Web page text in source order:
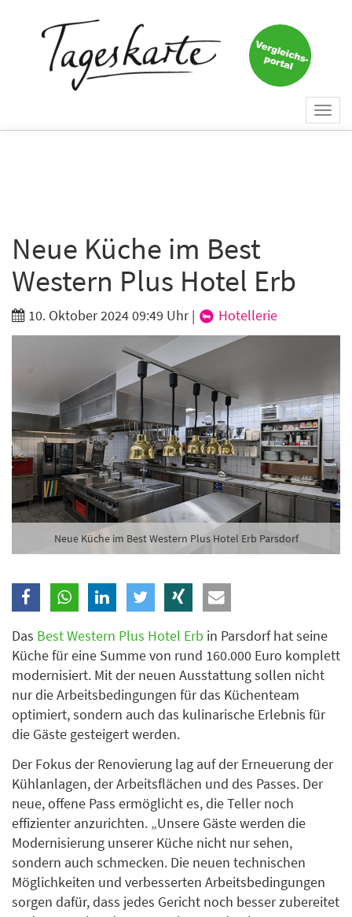
Neue Küche im Best
Western Plus Hotel Erb
10. Oktober 2024 09:49 Uhr| Hotellerie
Neue Küche im Best Western Plus Hotel Erb Parsdorf
Das Best Western Plus Hotel Erb in Parsdorf hat seine
Küche für eine Summe von rund 160.000 Euro komplett
modernisiert. Mit der neuen Ausstattung sollen nicht
nur die Arbeitsbedingungen für das Küchenteam
optimiert, sondern auch das kulinarische Erlebnis für
die Gäste gesteigert werden.
Der Fokus der Renovierung lag auf der Erneuerung der
Kühlanlagen, der Arbeitsflächen und des Passes. Der
neue, offene Pass ermöglicht es, die Teller noch
effizienter anzurichten. „Unsere Gäste werden die
Modernisierung unserer Küche nicht nur sehen,
sondern auch schmecken. Die neuen technischen
Möglichkeiten und verbesserten Arbeitsbedingungen
sorgen dafür, dass jedes Gericht noch besser zubereitet
Keine Nachricht mehr
verpassen!
E-Mail*
Ich möchte folgende Newsletter erhalten
Tageskarte-Newsletter (gegen 8.30 Uhr)
Ich habe dieDatenschutzerklärungzur Kenntnis
genommen.
Anmelden Danke, heute nicht